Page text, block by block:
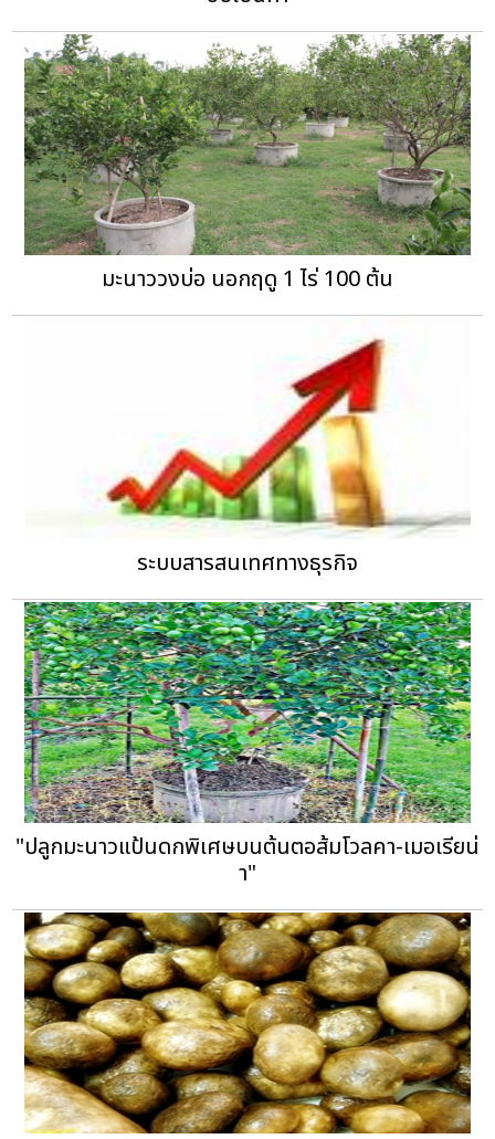
มะนาววงบ่อ นอกฤดู 1 ไร่ 100 ต้น
ระบบสารสนเทศทางธุรกิจ
"ปลูกมะนาวแป้นดกพิเศษบนต้นตอส้มโวลคา-เมอเรียน่
า"